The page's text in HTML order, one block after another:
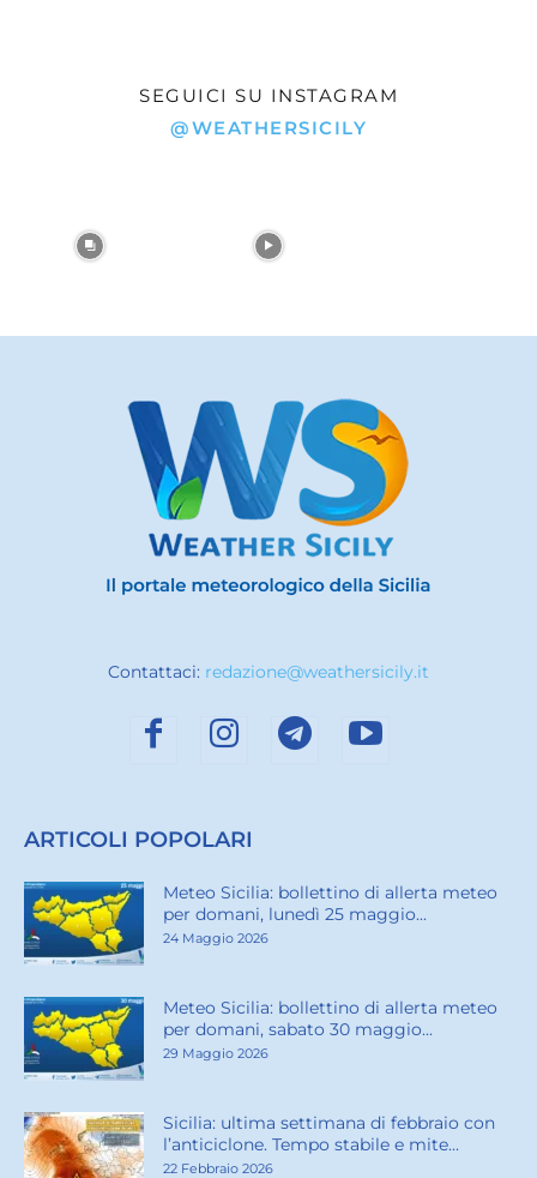
SEGUICI SU INSTAGRAM
@WEATHERSICILY
Contattaci: redazione@weathersicily.it
ARTICOLI POPOLARI
Meteo Sicilia: bollettino di allerta meteo
per domani, lunedì 25 maggio...
24 Maggio 2026
Meteo Sicilia: bollettino di allerta meteo
per domani, sabato 30 maggio...
29 Maggio 2026
Sicilia: ultima settimana di febbraio con
l’anticiclone. Tempo stabile e mite...
22 Febbraio 2026